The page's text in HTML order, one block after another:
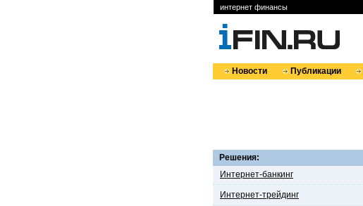
интернет финансы
Новости Публикации
Решения:
Интернет-банкинг
Интернет-трейдинг